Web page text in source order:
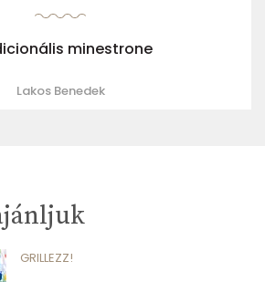
minestrone
Lakos Benedek
GRILLEZZ!